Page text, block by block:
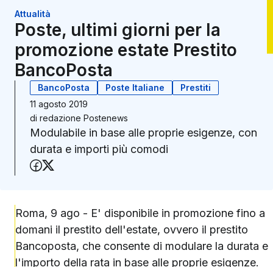
Attualità
Poste, ultimi giorni per la
promozione estate Prestito
BancoPosta
BancoPosta Poste Italiane
Prestiti
11 agosto 2019
di redazione Postenews
Modulabile in base alle proprie esigenze, con
durata e importi più comodi
Condividi su Facebook
Roma, 9 ago - E' disponibile in promozione fino a
domani il prestito dell'estate, ovvero il prestito
Bancoposta, che consente di modulare la durata e
l'importo della rata in base alle proprie esigenze.